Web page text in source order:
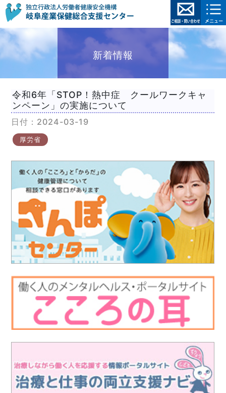
新着情報
令和6年「STOP！熱中症 クールワークキャ
ンペーン」の実施について
日付：2024-03-19
厚労省